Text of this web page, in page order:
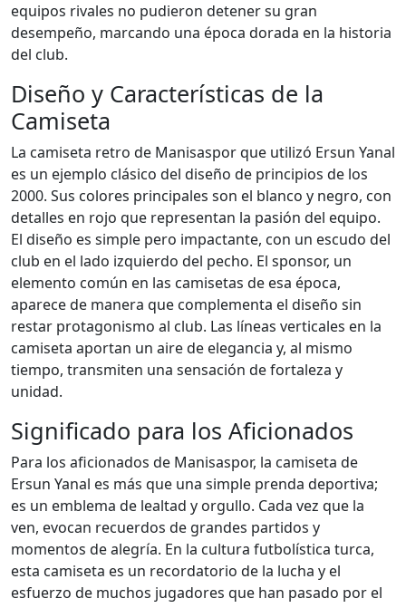
equipos rivales no pudieron detener su gran
desempeño, marcando una época dorada en la historia
del club.
Diseño y Características de la
Camiseta
La camiseta retro de Manisaspor que utilizó Ersun Yanal
es un ejemplo clásico del diseño de principios de los
2000. Sus colores principales son el blanco y negro, con
detalles en rojo que representan la pasión del equipo.
El diseño es simple pero impactante, con un escudo del
club en el lado izquierdo del pecho. El sponsor, un
elemento común en las camisetas de esa época,
aparece de manera que complementa el diseño sin
restar protagonismo al club. Las líneas verticales en la
camiseta aportan un aire de elegancia y, al mismo
tiempo, transmiten una sensación de fortaleza y
unidad.
Significado para los Aficionados
Para los aficionados de Manisaspor, la camiseta de
Ersun Yanal es más que una simple prenda deportiva;
es un emblema de lealtad y orgullo. Cada vez que la
ven, evocan recuerdos de grandes partidos y
momentos de alegría. En la cultura futbolística turca,
esta camiseta es un recordatorio de la lucha y el
esfuerzo de muchos jugadores que han pasado por el